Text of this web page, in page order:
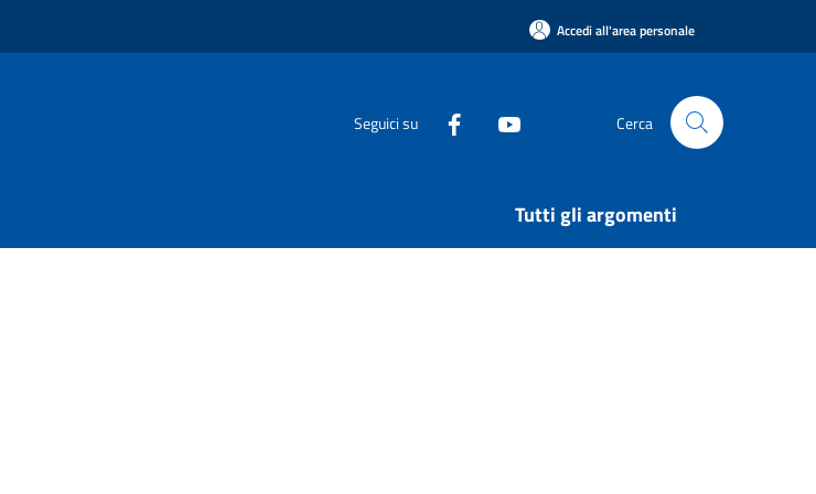
Accedi all'area personale
Seguici su Cerca
Tutti gli argomenti